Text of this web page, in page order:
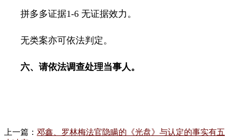
拼多多证据1-6 无证据效力。
无类案亦可依法判定。
六、请依法调查处理当事人。
上一篇： 邓鑫、罗林梅法官隐瞒的《光盘》与认定的事实有五